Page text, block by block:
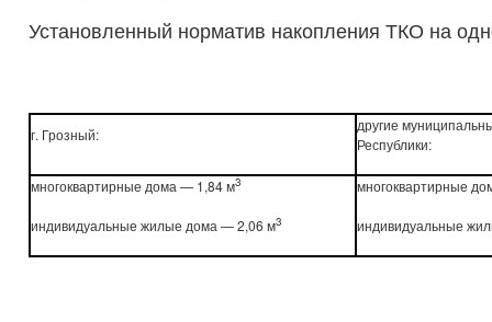
Установленный норматив накопления ТКО на
г. Грозный:
другие
Республики:
многоквартирные дома — 1,84 м3
индивидуальные жилые дома — 2,06 м3
многоквартирные
индивидуальные